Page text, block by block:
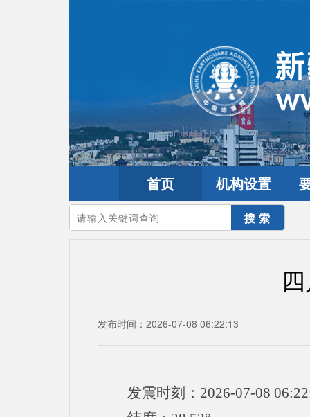
首页 机构设置
您的当前位置：首页>地震频道 全球震讯
发布时间：2026-07-08 06:22:13
发震时刻：2026-07-08